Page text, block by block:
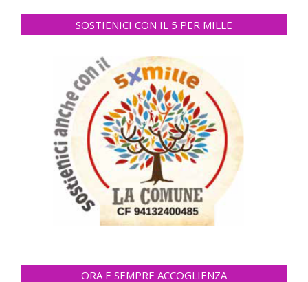
SOSTIENICI CON IL 5 PER MILLE
ORA E SEMPRE ACCOGLIENZA